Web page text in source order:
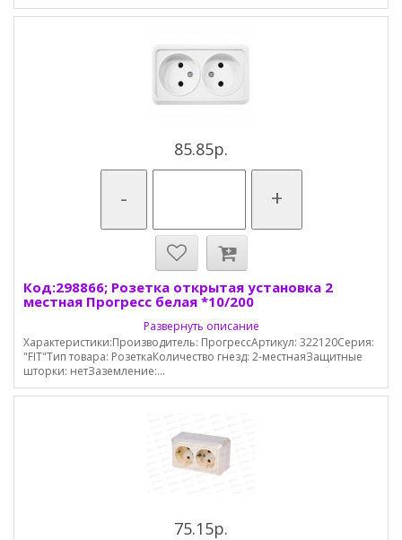
85.85р.
- +
Код:298866; Розетка открытая установка 2
местная Прогресс белая *10/200
Развернуть описание
Характеристики:Производитель: ПрогрессАртикул: 322120Серия:
"FIT"Тип товара: РозеткаКоличество гнезд: 2-местнаяЗащитные
шторки: нетЗаземление:...
75.15р.